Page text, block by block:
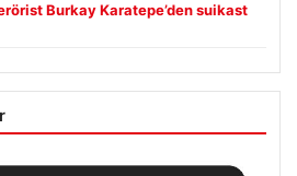
Burkay Karatepe’den suikast